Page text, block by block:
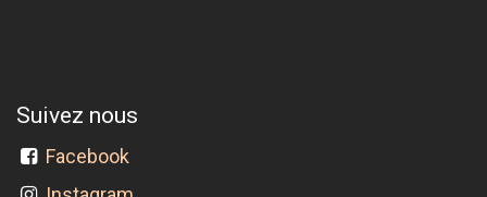
Suivez nous
Facebook